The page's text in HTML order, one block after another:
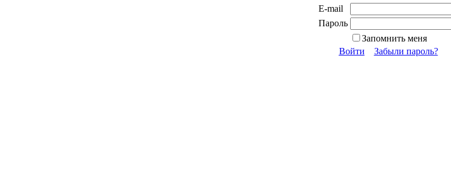
E-mail
Пароль
Запомнить меня
Войти
Забыли пароль?